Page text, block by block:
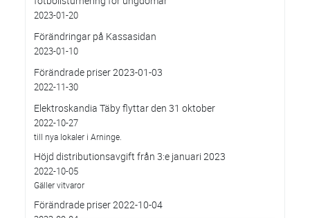
2023-01-20
Förändringar på Kassasidan
2023-01-10
Förändrade priser 2023-01-03
2022-11-30
Elektroskandia Täby flyttar den 31 oktober
2022-10-27
till nya lokaler i Arninge.
Höjd distributionsavgift från 3:e januari 2023
2022-10-05
Gäller vitvaror
Förändrade priser 2022-10-04